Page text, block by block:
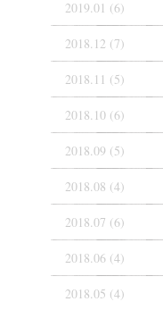
2019.01 (6)
2018.12 (7)
2018.11 (5)
2018.10 (6)
2018.09 (5)
2018.08 (4)
2018.07 (6)
2018.06 (4)
2018.05 (4)